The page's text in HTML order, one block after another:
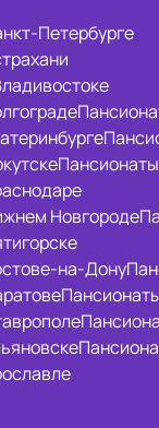
Петербурге
Новгороде
на-Дону